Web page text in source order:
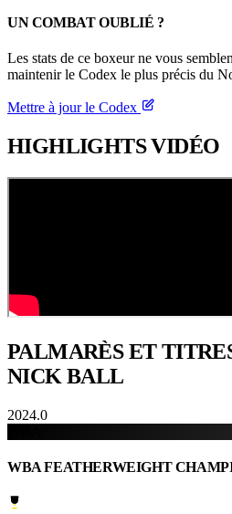
UN COMBAT OUBLIÉ ?
Les stats de ce boxeur ne vous
maintenir le Codex le plus précis du
Mettre à jour le Codex
HIGHLIGHTSVIDÉO
PALMARÈS ET
NICK BALL
2024.0
WBA FEATHERWEIGHT